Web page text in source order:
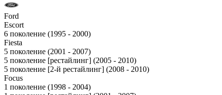
Ford
Escort
6 поколение (1995 - 2000)
Fiesta
5 поколение (2001 - 2007)
5 поколение [рестайлинг] (2005 - 2010)
5 поколение [2-й рестайлинг] (2008 - 2010)
Focus
1 поколение (1998 - 2004)